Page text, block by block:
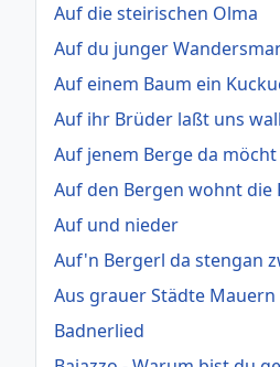
Auf die steirischen Olma
Auf du junger
Auf einem Baum ein
Auf ihr Brüder laßt uns
Auf jenem Berge da
Auf den Bergen wohnt die
Auf und nieder
Auf'n Bergerl da stengan
Aus grauer Städte Mauern
Badnerlied